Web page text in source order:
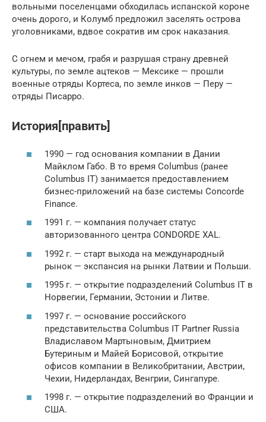
вольными поселенцами обходилась испанской короне
очень дорого, и Колумб предложил заселять острова
уголовниками, вдвое сократив им срок наказания.
С огнем и мечом, грабя и разрушая страну древней
культуры, по земле ацтеков — Мексике — прошли
военные отряды Кортеса, по земле инков — Перу —
отряды Писарро.
История[править]
1990 — год основания компании в Дании
Майклом Габо. В то время Columbus (ранее
Columbus IT) занимается предоставлением
бизнес-приложений на базе системы Concorde
Finance.
1991 г. — компания получает статус
авторизованного центра CONDORDE XAL.
1992 г. — старт выхода на международный
рынок — экспансия на рынки Латвии и Польши.
1995 г. — открытие подразделений Columbus IT в
Норвегии, Германии, Эстонии и Литве.
1997 г. — основание российского
представительства Columbus IT Partner Russia
Владиславом Мартыновым, Дмитрием
Бутериным и Майей Борисовой, открытие
офисов компании в Великобритании, Австрии,
Чехии, Нидерландах, Венгрии, Сингапуре.
1998 г. — открытие подразделений во Франции и
США.